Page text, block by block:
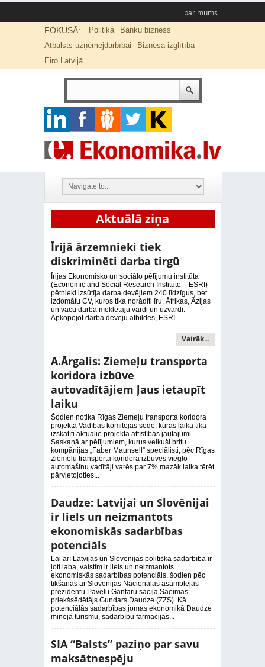
par mums
FOKUSĀ: Politika
Banku bizness
Atbalsts uzņēmējdarbībai
Biznesa izglītība
Eiro Latvijā
Aktuālā ziņa
Īrijā ārzemnieki tiek
diskriminēti darba tirgū
Īrijas Ekonomisko un sociālo pētījumu institūta
(Economic and Social Research Institute – ESRI)
pētnieki izsūtīja darba devējiem 240 līdzīgus, bet
izdomātu CV, kuros tika norādīti īru, Āfrikas, Āzijas
un vācu darba meklētāju vārdi un uzvārdi.
Apkopojot darba devēju atbildes, ESRI...
Vairāk...
A.Ārgalis: Ziemeļu transporta
koridora izbūve
autovadītājiem ļaus ietaupīt
laiku
Šodien notika Rīgas Ziemeļu transporta koridora
projekta Vadības komitejas sēde, kuras laikā tika
izskatīti aktuālie projekta attīstības jautājumi.
Saskaņā ar pētījumiem, kurus veikuši britu
kompānijas „Faber Maunsell” speciālisti, pēc Rīgas
Ziemeļu transporta koridora izbūves vieglo
automašīnu vadītāji varēs par 7% mazāk laika tērēt
pārvietojoties...
Daudze: Latvijai un Slovēnijai
ir liels un neizmantots
ekonomiskās sadarbības
potenciāls
Lai arī Latvijas un Slovēnijas politiskā sadarbība ir
ļoti laba, valstīm ir liels un neizmantots
ekonomiskās sadarbības potenciāls, šodien pēc
tikšanās ar Slovēnijas Nacionālās asamblejas
prezidentu Pavelu Gantaru sacīja Saeimas
priekšsēdētājs Gundars Daudze (ZZS). Kā
potenciālās sadarbības jomas ekonomikā Daudze
minēja tūrismu, sadarbību farmācijas...
SIA “Balsts” paziņo par savu
maksātnespēju